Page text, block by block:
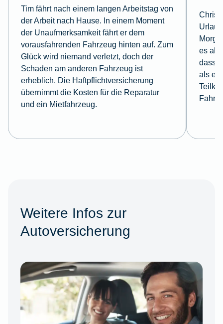
Tim fährt nach einem langen Arbeitstag von
der Arbeit nach Hause. In einem Moment
der Unaufmerksamkeit fährt er dem
vorausfahrenden Fahrzeug hinten auf. Zum
Glück wird niemand verletzt, doch der
Schaden am anderen Fahrzeug ist
erheblich. Die Haftpflichtversicherung
übernimmt die Kosten für die Reparatur
und ein Mietfahrzeug.
es
dass
als
Weitere Infos zur
Autoversicherung